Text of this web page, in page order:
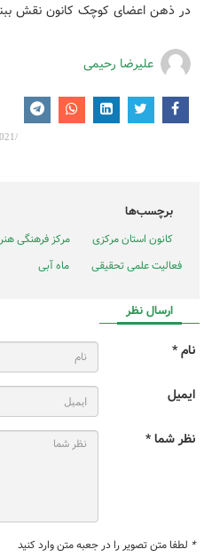
در ذهن اعضای کوچک کانون نقش
علیرضا رحیمی
برچسب‌ها
کانون استان مرکزی
مرکز فرهنگی
فعالیت علمی تحقیقی
ماه آبی
ارسال نظر
نام *
ایمیل
نظر شما *
* لطفا متن تصویر را در جعبه متن وارد کنید